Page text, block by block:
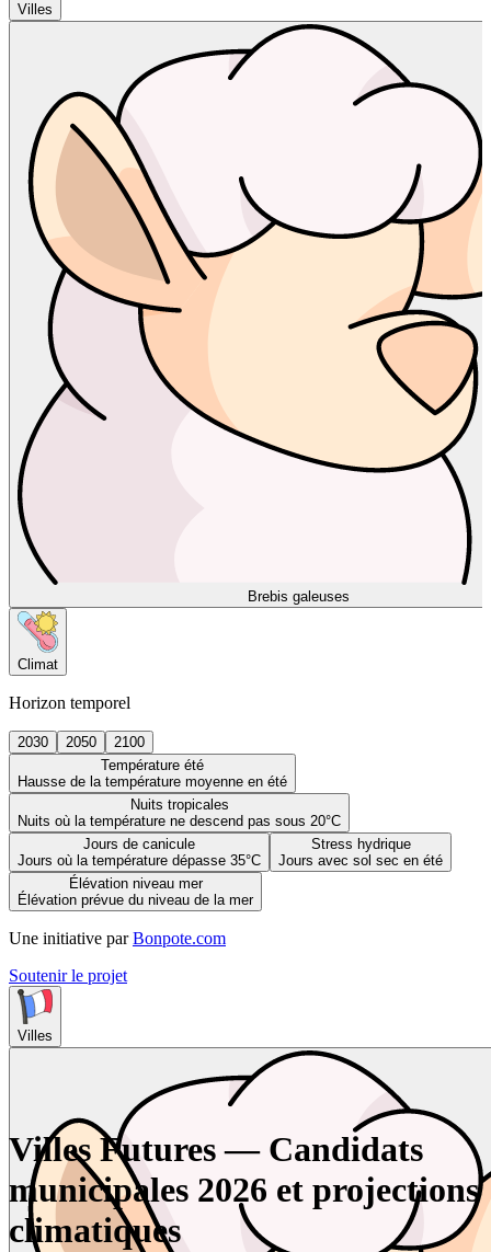
Villes
Brebis galeuses
Climat
Horizon temporel
2030 2050
2100
Température été
Hausse de la température moyenne en été
Nuits tropicales
Nuits où la température ne descend pas sous 20°C
Jours de canicule
Jours où la température dépasse 35°C
Stress hydrique
Jours avec sol sec en été
Élévation niveau mer
Élévation prévue du niveau de la mer
Une initiative par Bonpote.com
Soutenir le projet
Villes
Villes Futures — Candidats
municipales 2026 et projections
climatiques